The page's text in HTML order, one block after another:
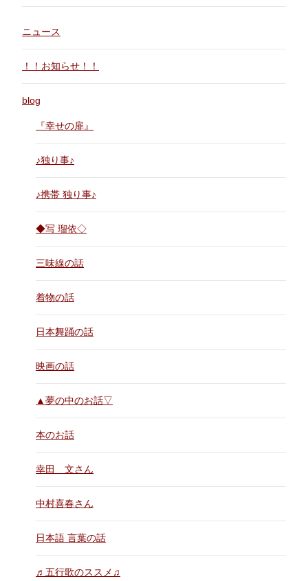
ニュース
！！お知らせ！！
blog
『幸せの扉』
♪独り事♪
♪携帯 独り事♪
◆写 瑠依◇
三味線の話
着物の話
日本舞踊の話
映画の話
▲夢の中のお話▽
本のお話
幸田 文さん
中村喜春さん
日本語 言葉の話
♬五行歌のススメ♫